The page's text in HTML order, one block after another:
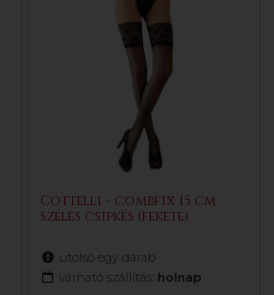
Cottelli - combfix 15 cm
széles csipkés (fekete)
utolsó egy darab
várható szállítás: holnap